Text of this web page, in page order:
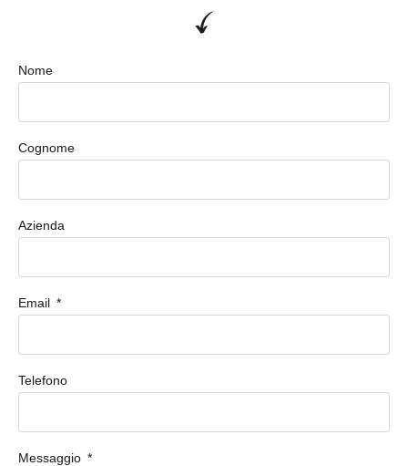
Nome
Cognome
Azienda
Email
Telefono
Messaggio